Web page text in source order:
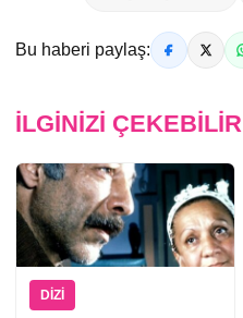
Bu haberi paylaş:
İLGINIZI ÇEKEBILIR
DIZI